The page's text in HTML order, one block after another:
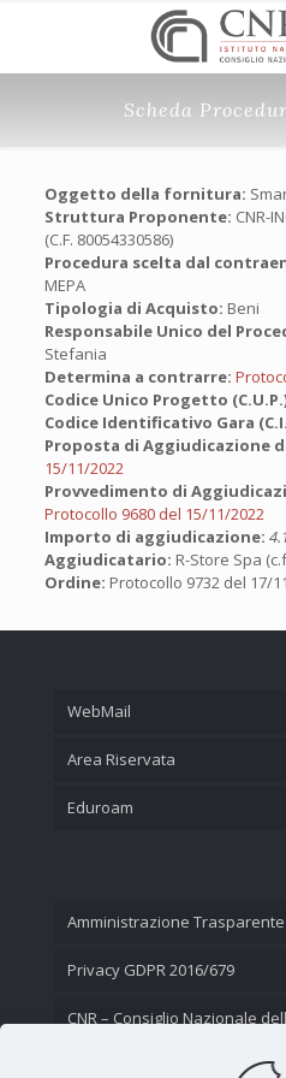
Scheda
Oggetto della fornitura:
Struttura Proponente: CNR-
(C.F. 80054330586)
Procedura scelta dal
MEPA
Tipologia di Acquisto: Beni
Responsabile Unico del
Stefania
Determina a contrarre:
Codice Unico Progetto
Codice Identificativo Gara
Proposta di Aggiudicazione
15/11/2022
Provvedimento di
Protocollo 9680 del 15/11/2022
Importo di aggiudicazione:
Aggiudicatario: R-Store Spa
Ordine: Protocollo 9732 del 17/
WebMail
Area Riservata
Eduroam
Amministrazione Trasparente
Privacy GDPR 2016/679
CNR – Consiglio Nazionale